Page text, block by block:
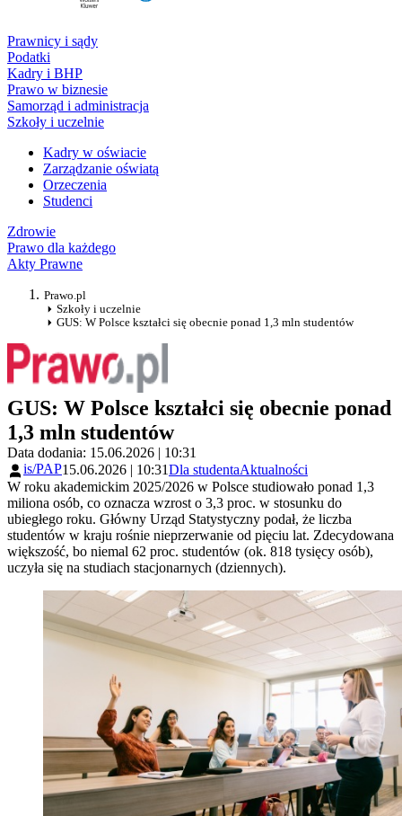
Prawnicy i sądy
Podatki
Kadry i BHP
Prawo w biznesie
Samorząd i administracja
Szkoły i uczelnie
Kadry w oświacie
Zarządzanie oświatą
Orzeczenia
Studenci
Zdrowie
Prawo dla każdego
Akty Prawne
Prawo.pl
Szkoły i uczelnie
GUS: W Polsce kształci się obecnie ponad 1,3 mln studentów
GUS: W Polsce kształci się obecnie ponad
1,3 mln studentów
Data dodania: 15.06.2026 | 10:31
is/PAP15.06.2026 | 10:31Dla studentaAktualności
W roku akademickim 2025/2026 w Polsce studiowało ponad 1,3
miliona osób, co oznacza wzrost o 3,3 proc. w stosunku do
ubiegłego roku. Główny Urząd Statystyczny podał, że liczba
studentów w kraju rośnie nieprzerwanie od pięciu lat. Zdecydowana
większość, bo niemal 62 proc. studentów (ok. 818 tysięcy osób),
uczyła się na studiach stacjonarnych (dziennych).